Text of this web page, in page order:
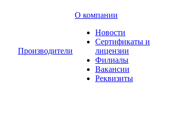
Производители
О компании
Новости
Сертификаты и
лицензии
Филиалы
Вакансии
Реквизиты